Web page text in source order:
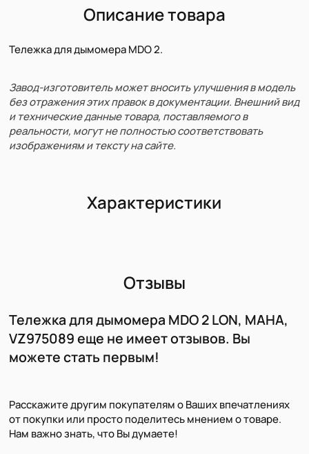
Описание товара
Тележка для дымомера MDO 2.
Завод-изготовитель может вносить улучшения в модель
без отражения этих правок в документации. Внешний вид
и технические данные товара, поставляемого в
реальности, могут не полностью соответствовать
изображениям и тексту на сайте.
Характеристики
Отзывы
Тележка для дымомера MDO 2 LON, MAHA,
VZ975089 еще не имеет отзывов. Вы
можете стать первым!
Расскажите другим покупателям о Ваших впечатлениях
от покупки или просто поделитесь мнением о товаре.
Нам важно знать, что Вы думаете!